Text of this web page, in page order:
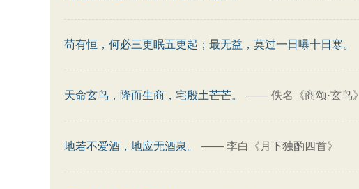
苟有恒，何必三更眠五更起；最无益，莫过一日曝十日寒。
天命玄鸟，降而生商，宅殷土芒芒。 —— 佚名《商颂·玄鸟》
地若不爱酒，地应无酒泉。 —— 李白《月下独酌四首》